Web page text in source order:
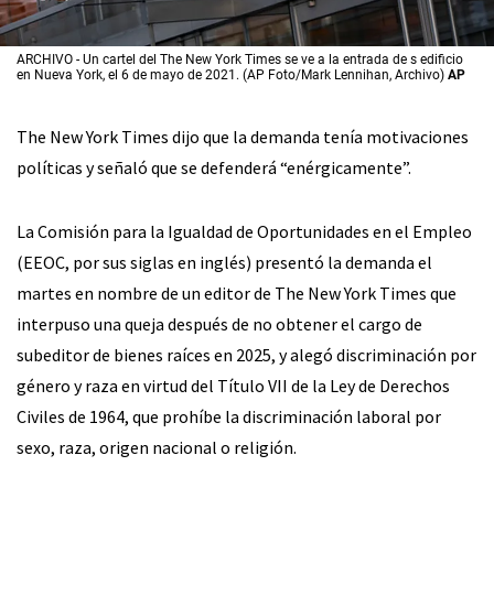
ARCHIVO - Un cartel del The New York Times se ve a la entrada de s edificio
en Nueva York, el 6 de mayo de 2021. (AP Foto/Mark Lennihan, Archivo) AP
The New York Times dijo que la demanda tenía motivaciones
políticas y señaló que se defenderá “enérgicamente”.
La Comisión para la Igualdad de Oportunidades en el Empleo
(EEOC, por sus siglas en inglés) presentó la demanda el
martes en nombre de un editor de The New York Times que
interpuso una queja después de no obtener el cargo de
subeditor de bienes raíces en 2025, y alegó discriminación por
género y raza en virtud del Título VII de la Ley de Derechos
Civiles de 1964, que prohíbe la discriminación laboral por
sexo, raza, origen nacional o religión.